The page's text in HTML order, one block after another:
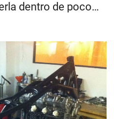
dentro de poco…